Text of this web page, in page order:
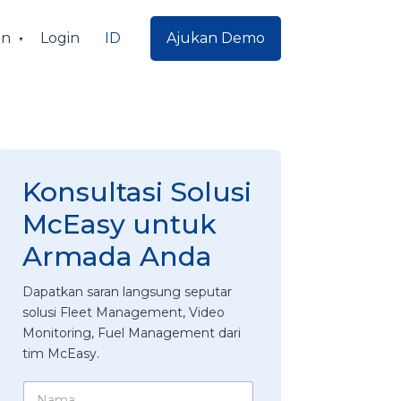
Login ID Ajukan Demo
Konsultasi Solusi
McEasy untuk
Armada Anda
Dapatkan saran langsung seputar
solusi Fleet Management, Video
Monitoring, Fuel Management dari
tim McEasy.
N